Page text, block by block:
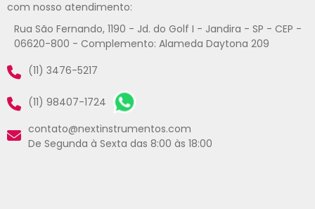
com nosso atendimento:
Rua São Fernando, 1190 - Jd. do Golf I - Jandira - SP - CEP -
06620-800 - Complemento: Alameda Daytona 209
(11) 3476-5217
(11) 98407-1724
contato@nextinstrumentos.com
De Segunda à Sexta das 8:00 às 18:00